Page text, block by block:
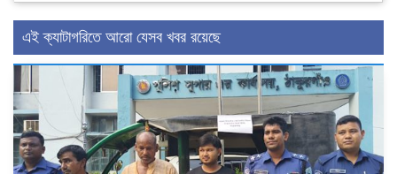
এই ক্যাটাগরিতে আরো যেসব খবর রয়েছে